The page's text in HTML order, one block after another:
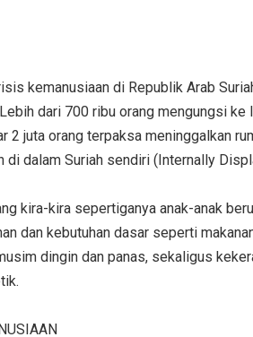
kemanusiaan di Republik Arab
dari 700 ribu orang mengungsi ke
2 juta orang terpaksa meninggalkan
di dalam Suriah sendiri (Internally
kira-kira sepertiganya anak-anak
dan kebutuhan dasar seperti
dingin dan panas, sekaligus